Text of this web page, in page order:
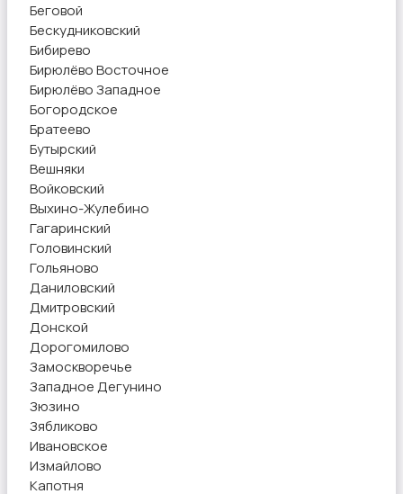
Беговой
Бескудниковский
Бибирево
Бирюлёво Восточное
Бирюлёво Западное
Богородское
Братеево
Бутырский
Вешняки
Войковский
Выхино-Жулебино
Гагаринский
Головинский
Гольяново
Даниловский
Дмитровский
Донской
Дорогомилово
Замоскворечье
Западное Дегунино
Зюзино
Зябликово
Ивановское
Измайлово
Капотня